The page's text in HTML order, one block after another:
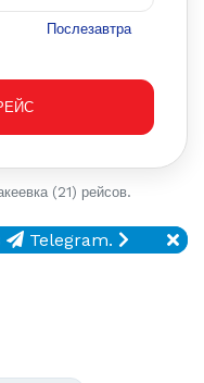
Послезавтра
(21) рейсов.
Telegram.